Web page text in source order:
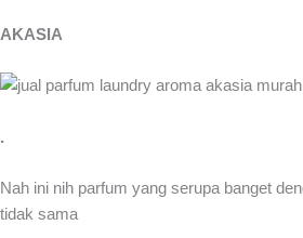
AKASIA
.
Nah ini nih parfum yang serupa banget
tidak sama